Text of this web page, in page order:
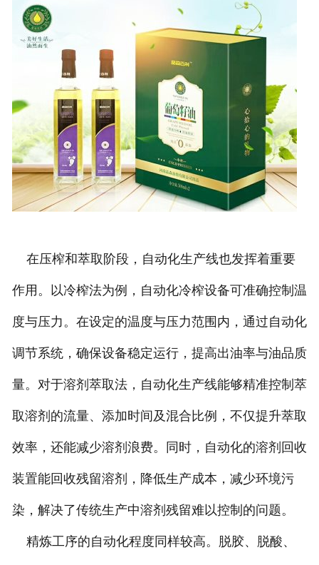
在压榨和萃取阶段，自动化生产线也发挥着重要
作用。以冷榨法为例，自动化冷榨设备可准确控制温
度与压力。在设定的温度与压力范围内，通过自动化
调节系统，确保设备稳定运行，提高出油率与油品质
量。对于溶剂萃取法，自动化生产线能够精准控制萃
取溶剂的流量、添加时间及混合比例，不仅提升萃取
效率，还能减少溶剂浪费。同时，自动化的溶剂回收
装置能回收残留溶剂，降低生产成本，减少环境污
染，解决了传统生产中溶剂残留难以控制的问题。
精炼工序的自动化程度同样较高。脱胶、脱酸、